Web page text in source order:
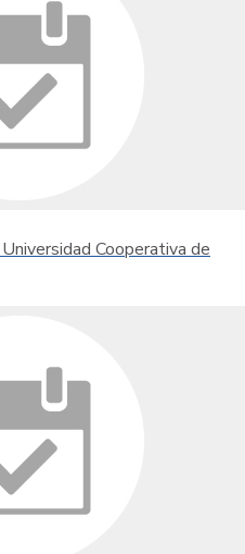
Cooperativa de